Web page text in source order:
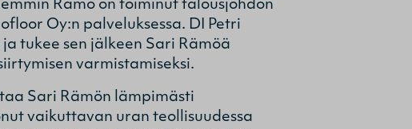
Rämö on toiminut talousjohdon
Oy:n palveluksessa. DI Petri
tukee sen jälkeen Sari Rämöä
varmistamiseksi.
Sari Rämön lämpimästi
vaikuttavan uran teollisuudessa